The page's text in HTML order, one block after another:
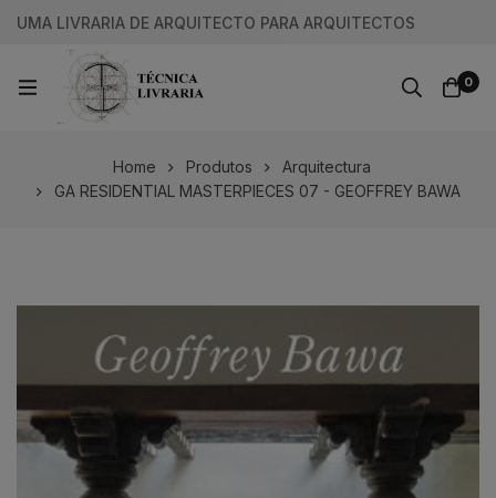
UMA LIVRARIA DE ARQUITECTO PARA ARQUITECTOS
0
Home Produtos
Arquitectura
GA RESIDENTIAL MASTERPIECES 07 - GEOFFREY BAWA